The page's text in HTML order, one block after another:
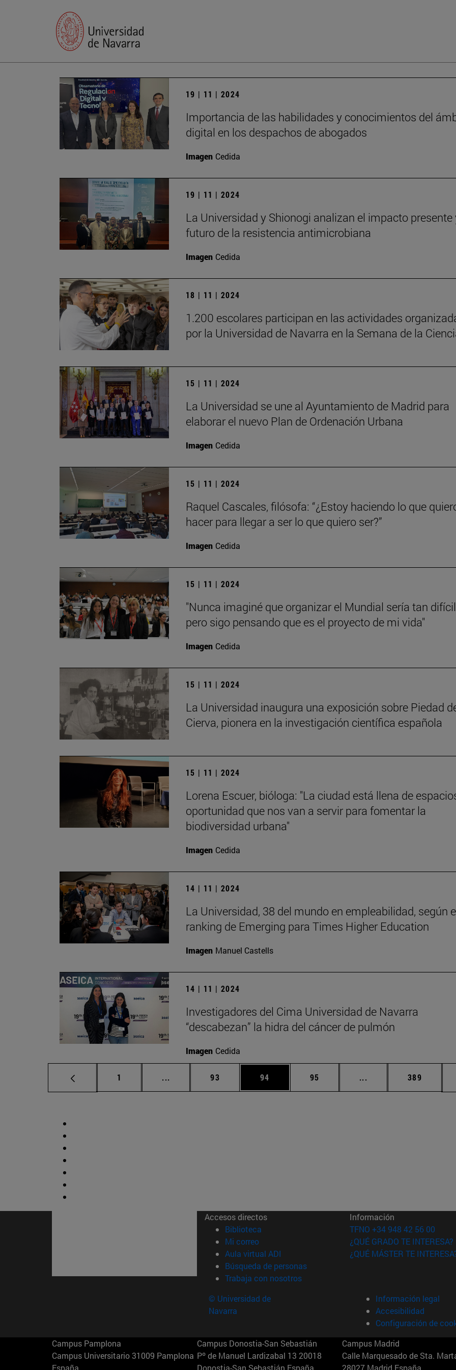
19 | 11 | 2024
Importancia de las habilidades y conocimientos del
digital en los despachos de abogados
Imagen Cedida
19 | 11 | 2024
La Universidad y Shionogi analizan el impacto presente
futuro de la resistencia antimicrobiana
Imagen Cedida
18 | 11 | 2024
1.200 escolares participan en las actividades
por la Universidad de Navarra en la Semana de la
15 | 11 | 2024
La Universidad se une al Ayuntamiento de Madrid para
elaborar el nuevo Plan de Ordenación Urbana
Imagen Cedida
15 | 11 | 2024
Raquel Cascales, filósofa: “¿Estoy haciendo lo que
hacer para llegar a ser lo que quiero ser?”
Imagen Cedida
15 | 11 | 2024
"Nunca imaginé que organizar el Mundial sería tan
pero sigo pensando que es el proyecto de mi vida"
Imagen Cedida
15 | 11 | 2024
La Universidad inaugura una exposición sobre Piedad
Cierva, pionera en la investigación científica española
15 | 11 | 2024
Lorena Escuer, bióloga: "La ciudad está llena de
oportunidad que nos van a servir para fomentar la
biodiversidad urbana"
Imagen Cedida
14 | 11 | 2024
La Universidad, 38 del mundo en empleabilidad, según
ranking de Emerging para Times Higher Education
Imagen Manuel Castells
14 | 11 | 2024
Investigadores del Cima Universidad de Navarra
“descabezan” la hidra del cáncer de pulmón
Imagen Cedida
Página
1 ... Páginas intermedias Use TAB para desplazarse.
Página
93 Página
94 Página
95 ... Páginas intermedias
Página
389
Accesos directos
Biblioteca (abre en nueva ventana)
Mi correo(abre en nueva ventana)
Aula virtual ADI (abre en nueva ventana)
Búsqueda de personas(abre en nueva ventana)
Trabaja con nosotros(abre en nueva ventana)
Información
TFNO +34 948 42 56 00
¿QUÉ GRADO TE INTERESA?
¿QUÉ MÁSTER TE
© Universidad de
Navarra
Información legal
Accesibilidad
Configuración de
Campus Pamplona
Campus Universitario 31009 Pamplona
España
Campus Donostia-San Sebastián
Pº de Manuel Lardizabal 13 20018
Donostia-San Sebastián España
Campus Madrid
Calle Marquesado de Sta.
28027 Madrid España